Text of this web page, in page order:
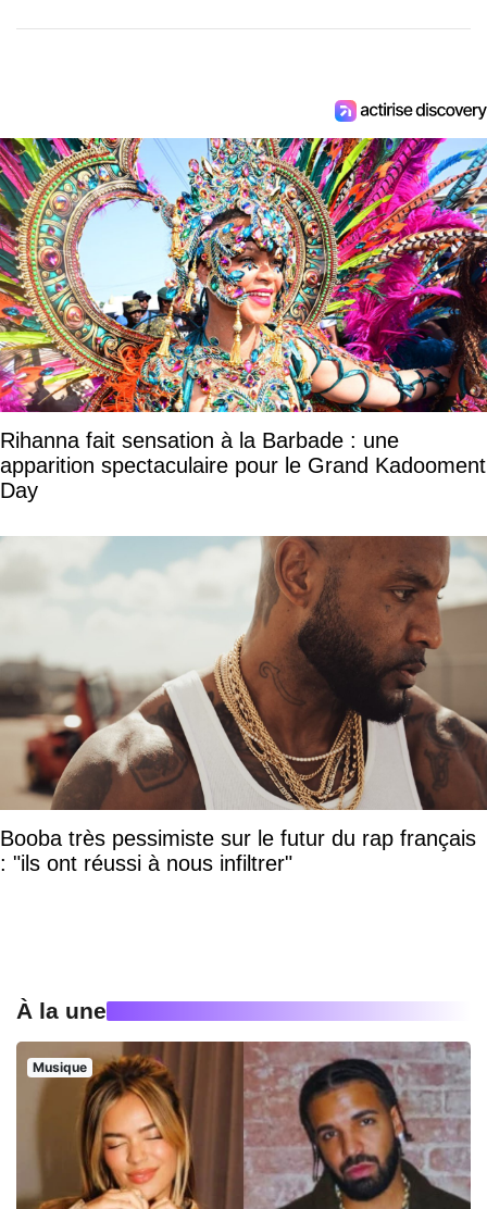
Rihanna fait sensation à la Barbade : une
apparition spectaculaire pour le Grand Kadooment
Day
Booba très pessimiste sur le futur du rap français
: "ils ont réussi à nous infiltrer"
À la une
Musique